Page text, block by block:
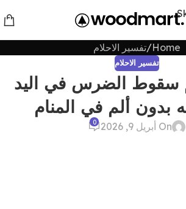
Home تفسير الاحلام
تفسير الاحلام
سقوط الضرس في اليد
بدون ألم في المنام
On أبريل 9, 2026 0